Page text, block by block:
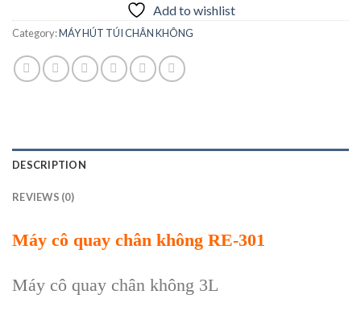
Add to wishlist
Category:MÁY HÚT TÚI CHÂN KHÔNG
DESCRIPTION
REVIEWS (0)
Máy cô quay chân không RE-301
Máy cô quay chân không 3L